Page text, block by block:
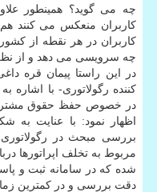
چه می گوید؟ همینطور
کاربران منعکس می کنند
کاربران در هر نقطه از کشور
چه سرویسی می دهد و از
در این راستا پیمان قره
کننده رگولاتوری- با اشاره
در خصوص حفظ حقوق
اظهار نمود: با عنایت به
بررسی مبحث در
مربوط به تخلف اپراتورها
دقت بررسی و در کمترین